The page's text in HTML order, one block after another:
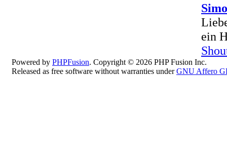
ein
Powered by PHPFusion. Copyright © 2026 PHP Fusion Inc.
Released as free software without warranties underGNU Affero